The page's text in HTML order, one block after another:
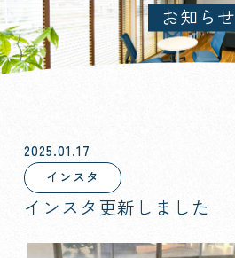
お知らせ
2025.01.17
インスタ
インスタ更新しました